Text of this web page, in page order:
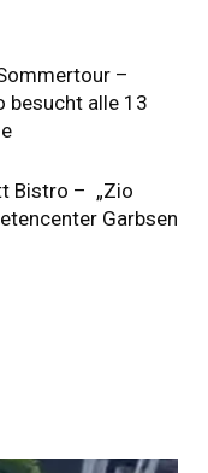
–
besucht alle 13
Bistro – „Zio
Garbsen